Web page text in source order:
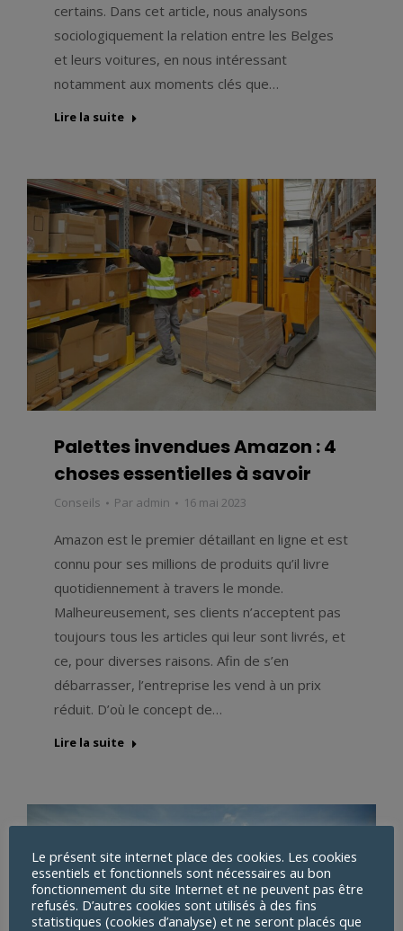
certains. Dans cet article, nous analysons
sociologiquement la relation entre les Belges
et leurs voitures, en nous intéressant
notamment aux moments clés que…
Lire la suite
Palettes invendues Amazon : 4
choses essentielles à savoir
Conseils Par admin 16 mai 2023
Amazon est le premier détaillant en ligne et est
connu pour ses millions de produits qu’il livre
quotidiennement à travers le monde.
Malheureusement, ses clients n’acceptent pas
toujours tous les articles qui leur sont livrés, et
ce, pour diverses raisons. Afin de s’en
débarrasser, l’entreprise les vend à un prix
réduit. D’où le concept de…
Lire la suite
Le présent site internet place des cookies. Les cookies
essentiels et fonctionnels sont nécessaires au bon
fonctionnement du site Internet et ne peuvent pas être
refusés. D’autres cookies sont utilisés à des fins
statistiques (cookies d’analyse) et ne seront placés que